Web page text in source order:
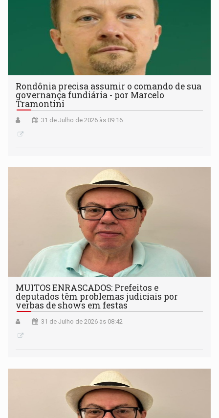
Rondônia precisa assumir o comando de sua
governança fundiária - por Marcelo
Tramontini
31 de Julho de 2026 às 09:16
MUITOS ENRASCADOS: Prefeitos e
deputados têm problemas judiciais por
verbas de shows em festas
31 de Julho de 2026 às 08:42